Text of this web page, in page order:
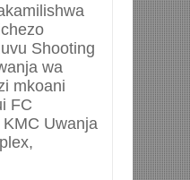
Shooting
wa
mkoani
FC
Uwanja